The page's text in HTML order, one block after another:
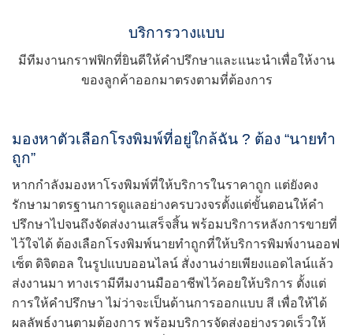
บริการวางแบบ
มีทีมงานกราฟฟิกที่ยินดีให้คำปรึกษาและแนะนำเพื่อให้งาน
ของลูกค้าออกมาตรงตามที่ต้องการ
มองหาตัวเลือกโรงพิมพ์ที่อยู่ใกล้ฉัน ? ต้อง “นายทำ
ถูก”
หากกำลังมองหาโรงพิมพ์ที่ให้บริการในราคาถูก แต่ยังคง
รักษามาตรฐานการดูแลอย่างครบวงจรตั้งแต่ขั้นตอนให้คำ
ปรึกษาไปจนถึงจัดส่งงานเสร็จสิ้น พร้อมบริการหลังการขายที่
ไว้ใจได้ ต้องเลือกโรงพิมพ์นายทำถูกที่ให้บริการพิมพ์งานออฟ
เซ็ต ดิจิตอล ในรูปแบบออนไลน์ สั่งงานง่ายเพียงแอดไลน์แล้ว
ส่งงานมา ทางเรามีทีมงานมืออาชีพไว้คอยให้บริการ ตั้งแต่
การให้คำปรึกษา ไม่ว่าจะเป็นด้านการออกแบบ สี เพื่อให้ได้
ผลลัพธ์งานตามต้องการ พร้อมบริการจัดส่งอย่างรวดเร็วให้